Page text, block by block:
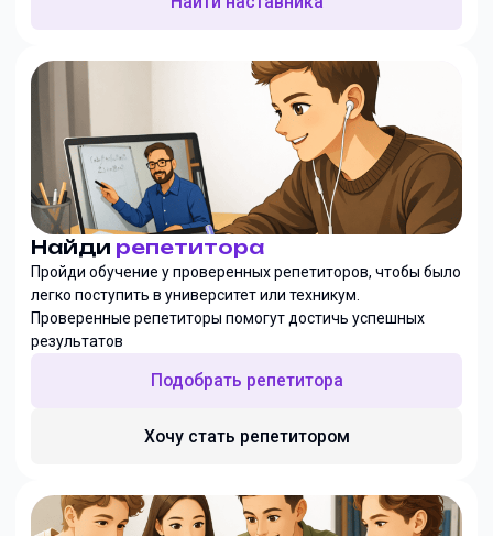
Найди репетитора
Пройди обучение у проверенных репетиторов, чтобы было
легко поступить в университет или техникум.
Проверенные репетиторы помогут достичь успешных
результатов
Подобрать репетитора
Хочу стать репетитором